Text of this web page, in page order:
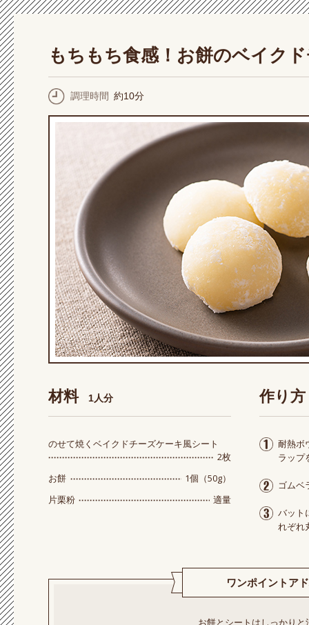
もちもち食感！お餅のベイク
調理時間 約10分
材料 1人分
のせて焼くベイクドチーズケーキ風シート
2枚
お餅 1個（50g）
片栗粉 適量
作り方
耐熱ボ
ラップ
ゴムベ
バット
れぞれ
ワンポイントア
お餅とシートはしっかりと